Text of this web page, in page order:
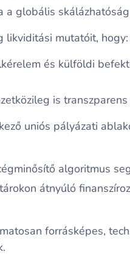
a globális
likviditási mutatóit, hogy:
és külföldi
is transzparens
uniós pályázati
algoritmus
átnyúló
forrásképes,